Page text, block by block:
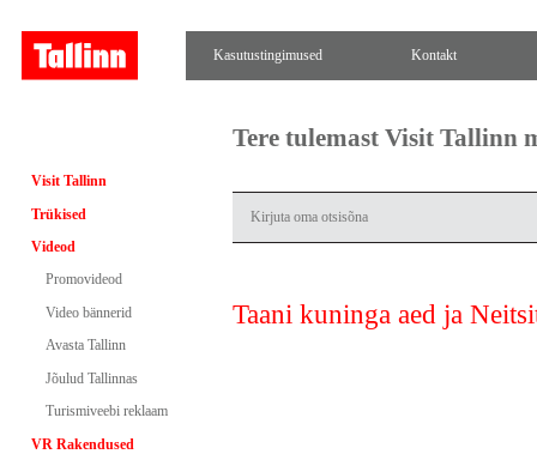
Kasutustingimused Kontakt
Visit Tallinn
Trükised
Videod
Promovideod
Video bännerid
Avasta Tallinn
Jõulud Tallinnas
Turismiveebi reklaam
VR Rakendused
Tere tulemast Visit Tallinn
Taani kuninga aed ja